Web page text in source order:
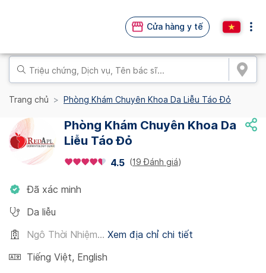
Cửa hàng y tế
Trang chủ Phòng Khám Chuyên Khoa Da Liễu Táo Đỏ
Phòng Khám Chuyên Khoa Da
Liễu Táo Đỏ
4.5 (19 Đánh giá)
Đã xác minh
Da liễu
Ngô Thời Nhiệm... Xem địa chỉ chi tiết
Tiếng Việt, English